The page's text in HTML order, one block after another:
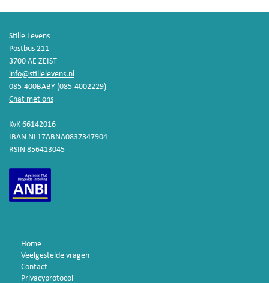
Stille Levens
Postbus 211
3700 AE ZEIST
info@stillelevens.nl
085-400BABY (085-4002229)
Chat met ons
KvK 66142016
IBAN NL17ABNA0837347904
RSIN 856413045
Home
Veelgestelde vragen
Contact
Privacyprotocol